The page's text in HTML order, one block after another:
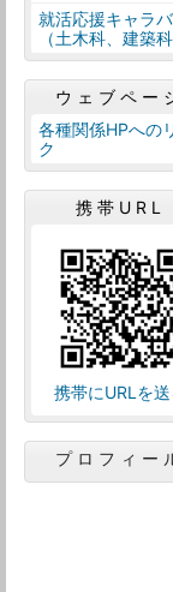
就活応援キャラ
（土木科、建築科
ウェブペー
各種関係HPへの
ク
携帯URL
携帯にURLを送
プロフィー